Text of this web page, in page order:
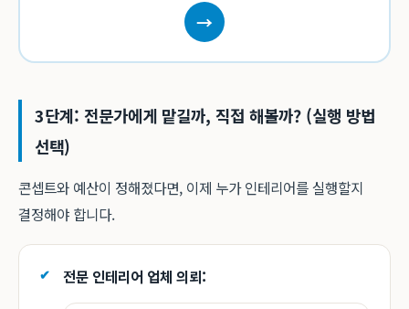
→
3단계: 전문가에게 맡길까, 직접 해볼까? (실행 방법
선택)
콘셉트와 예산이 정해졌다면, 이제 누가 인테리어를 실행할지
결정해야 합니다.
전문 인테리어 업체 의뢰: